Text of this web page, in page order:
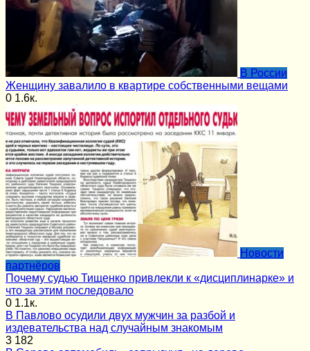
В России
Женщину завалило в квартире собственными вещами
0 1.6к.
Новости
партнёров
Почему судью Тищенко привлекли к «дисциплинарке» и
что за этим последовало
0 1.1к.
В Павлово осудили двух мужчин за разбой и
издевательства над случайным знакомым
3 182